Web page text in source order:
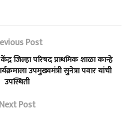
Post
जिल्हा परिषद प्राथमिक शाळा कान्हे
उपमुख्यमंत्री सुनेत्रा पवार यांची
उपस्थिती
Next Post